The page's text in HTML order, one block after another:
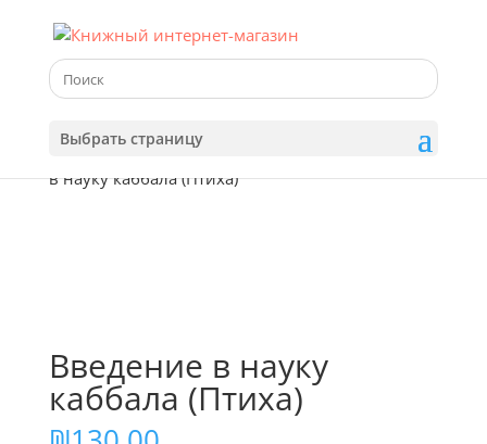
Выбрать страницу
/ Введение
в науку каббала (Птиха)
Введение в науку
каббала (Птиха)